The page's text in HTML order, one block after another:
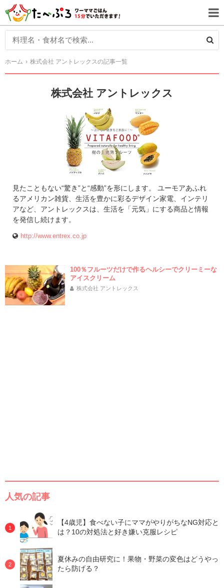
ホーム 株式会社 アントレックスの記事一覧
株式会社 アントレックス
見たこともない“驚き”と“感動”を形にします。 ユーモアあふれ
るアメリカン雑貨、生活を豊かに彩るデザイン家電、インテリ
アなど、アントレックスは、生活を「元気」にする商品と情報
を発信し続けます。
http://www.entrex.co.jp
100％フルーツだけで作るヘルシーでクリーミーな
アイスクリーム
株式会社 アントレックス
人気の記事
【4歳児】食べない子にママがやりがちなNG対応と
は？10の対処法と好き嫌い克服レシピ
夏休みの自由研究に！果物・野菜の変色はどうやっ
たら防げる？